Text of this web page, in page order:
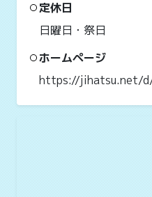
定休日
日曜日・祭日
ホームページ
https://jihatsu.net/